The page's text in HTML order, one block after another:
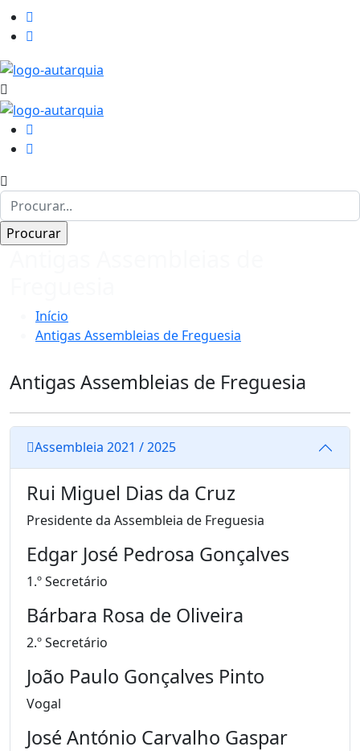
Início
Antigas Assembleias de Freguesia
Antigas Assembleias de Freguesia
Assembleia 2021 / 2025
Rui Miguel Dias da Cruz
Presidente da Assembleia de Freguesia
Edgar José Pedrosa Gonçalves
1.º Secretário
Bárbara Rosa de Oliveira
2.º Secretário
João Paulo Gonçalves Pinto
Vogal
José António Carvalho Gaspar